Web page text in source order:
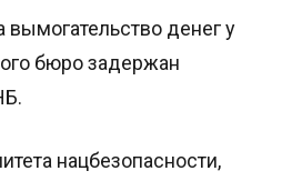
денег у
бюро задержан
нацбезопасности,